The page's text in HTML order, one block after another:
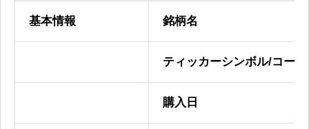
基本情報 銘柄名
ティッカーシンボル/コード
購入日